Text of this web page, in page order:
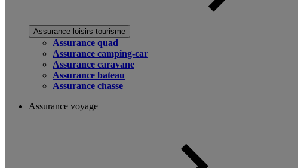
Assurance loisirs tourisme
Assurance quad
Assurance camping-car
Assurance caravane
Assurance bateau
Assurance chasse
Assurance voyage